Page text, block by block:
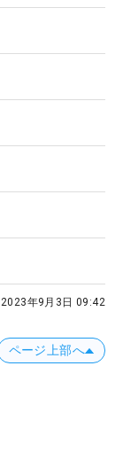
2023年9月3日 09:42
ページ上部へ